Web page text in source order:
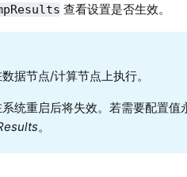
查看设置是否生效。
据节点/计算节点上执行。
统重启后将失效。若需要配置值
。